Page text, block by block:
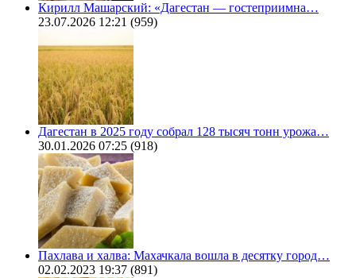
Кирилл Машарский: «Дагестан — гостеприимна…
23.07.2026 12:21 (959)
Дагестан в 2025 году собрал 128 тысяч тонн урожа…
30.01.2026 07:25 (918)
Пахлава и халва: Махачкала вошла в десятку город…
02.02.2023 19:37 (891)